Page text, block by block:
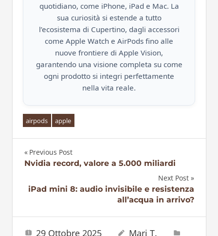
quotidiano, come iPhone, iPad e Mac. La
sua curiosità si estende a tutto
l’ecosistema di Cupertino, dagli accessori
come Apple Watch e AirPods fino alle
nuove frontiere di Apple Vision,
garantendo una visione completa su come
ogni prodotto si integri perfettamente
nella vita reale.
airpods apple
Navigazione
articoli
Previous Post
Nvidia record, valore a 5.000 miliardi
Next Post
iPad mini 8: audio invisibile e resistenza
all’acqua in arrivo?
29 Ottobre 2025
Mari T.